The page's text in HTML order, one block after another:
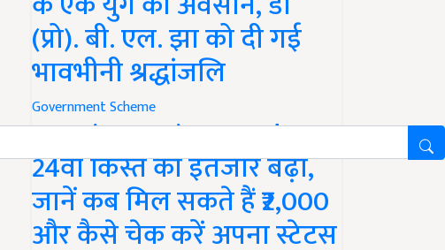
(प्रो). बी. एल. झा को दी गई
भावभीनी श्रद्धांजलि
Government Scheme
PM Kisan Yojana Update:
24वीं किस्त का इंतजार बढ़ा,
जानें कब मिल सकते हैं ₹2,000
और कैसे चेक करें अपना स्टेटस